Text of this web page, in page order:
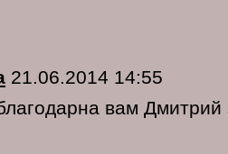
21.06.2014 14:55
вам Дмитрий